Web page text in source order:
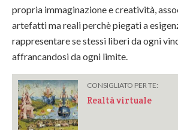
propria immaginazione e creatività,
artefatti ma reali perchè piegati a
rappresentare se stessi liberi da ogni
affrancandosi da ogni limite.
CONSIGLIATO PER TE:
Realtà virtuale